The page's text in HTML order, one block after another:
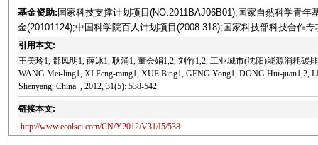
基金资助: 国家科技支撑计划项目(NO.2011BAJ06B01);国家自然科学青年
金(20101124);中国科学院百人计划项目(2008‐318);国家科技部科技合作专
引用本文:
王美玲1, 郗凤明1, 薛冰1, 耿涌1, 董会娟1,2, 刘竹1,2. 工业城市(沈阳)能源消耗碳
WANG Mei-ling1, XI Feng-ming1, XUE Bing1, GENG Yong1, DONG Hui-juan1,2,
Shenyang, China. , 2012, 31(5): 538-542.
链接本文:
http://www.ecolsci.com/CN/Y2012/V31/I5/538